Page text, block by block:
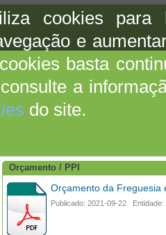
cookies para
e
basta
a
do site.
Orçamento / PPI
Orçamento da Freguesia
Publicado: 2021-09-22